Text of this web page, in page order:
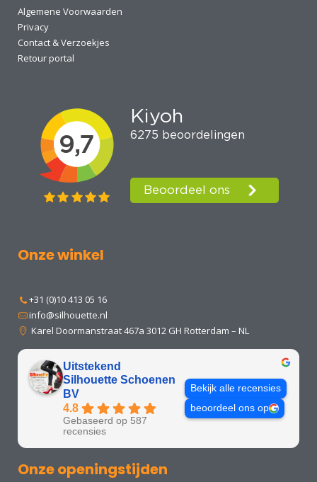
Algemene Voorwaarden
Privacy
Contact & Verzoekjes
Retour portal
Onze winkel
+31 (0)10 413 05 16
info@silhouette.nl
Karel Doormanstraat 467a 3012 GH Rotterdam – NL
Uitstekend
Silhouette Schoenen
BV
4.8
Gebaseerd op 587
recensies
Bekijk alle recensies
beoordeel ons op
Onze openingstijden